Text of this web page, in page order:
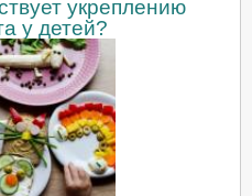
укреплению
у детей?